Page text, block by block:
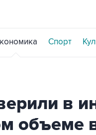
Спорт
в
объеме